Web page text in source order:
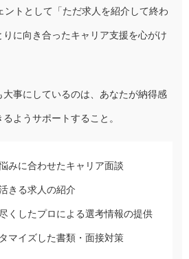
ントとして「ただ求人を紹介して終わ
りに向き合ったキャリア支援を心がけ
事にしているのは、あなたが納得感
ようサポートすること。
みに合わせたキャリア面談
きる求人の紹介
くしたプロによる選考情報の提供
マイズした書類・面接対策